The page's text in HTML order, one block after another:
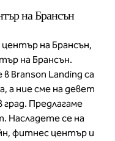
на Брансън
на Брансън,
на Брансън.
Branson Landing са
а ние сме на девет
Предлагаме
Насладете се на
фитнес център и